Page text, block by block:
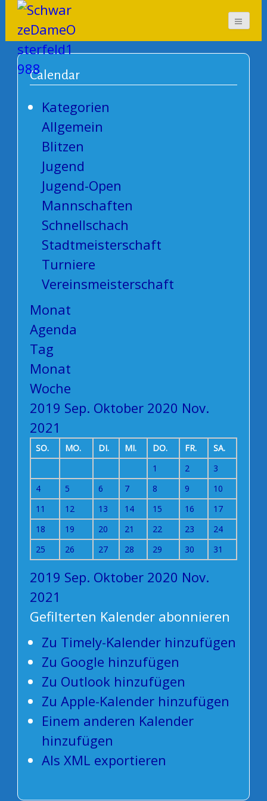
SchwarzeDameOsterf
eld1988
Calendar
Kategorien
Allgemein
Blitzen
Jugend
Jugend-Open
Mannschaften
Schnellschach
Stadtmeisterschaft
Turniere
Vereinsmeisterschaft
Monat
Agenda
Tag
Monat
Woche
2019 Sep. Oktober 2020 Nov.
2021
SO. MO. DI. MI. DO. FR.
SA.
1
2
3
4
5 6 7 8 9
10
11
12 13 14 15 16
17
18
19 20 21 22 23
24
25
26 27 28 29 30 31
2019 Sep. Oktober 2020 Nov.
2021
Gefilterten Kalender abonnieren
Zu Timely-Kalender hinzufügen
Zu Google hinzufügen
Zu Outlook hinzufügen
Zu Apple-Kalender hinzufügen
Einem anderen Kalender
hinzufügen
Als XML exportieren